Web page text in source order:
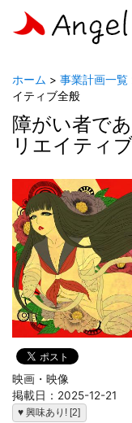
ホーム > 事業計画一覧
イティブ全般
障がい者で
リエイティ
映画・映像
掲載日：2025-12-21
♥ 興味あり! [2]